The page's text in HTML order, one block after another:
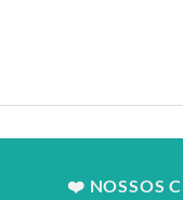
❤️ NOSSOS